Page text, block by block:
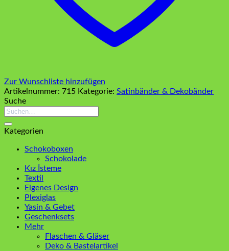
Zur Wunschliste hinzufügen
Artikelnummer: 715 Kategorie: Satinbänder & Dekobänder
Suche
Suchen
Kategorien
Schokoboxen
Schokolade
Kız İsteme
Textil
Eigenes Design
Plexiglas
Yasin & Gebet
Geschenksets
Mehr
Flaschen & Gläser
Deko & Bastelartikel